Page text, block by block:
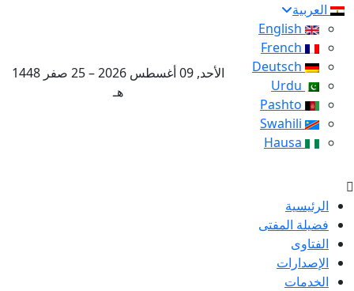
العربية
الأحد, 09 أغسطس 2026 – 25 صفر 1448
هـ
الرئيسية
فضيلة المفتى
الفتاوى
الإصدارات
الخدمات